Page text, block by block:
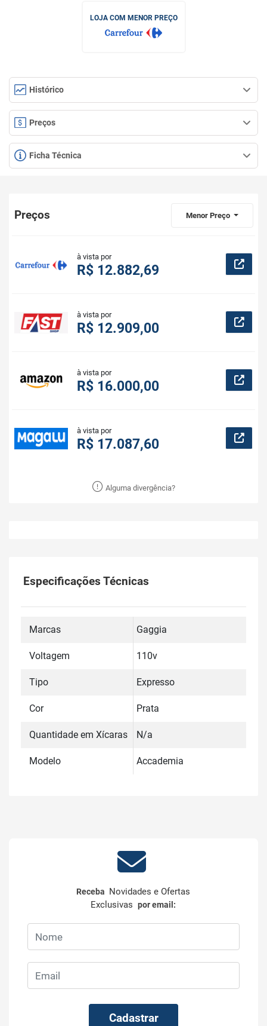
LOJA COM MENOR PREÇO
Histórico
Preços
Ficha Técnica
Preços Menor Preço
à vista por
R$ 12.882,69
à vista por
R$ 12.909,00
à vista por
R$ 16.000,00
à vista por
R$ 17.087,60
Alguma divergência?
Especificações Técnicas
Marcas Gaggia
Voltagem 110v
Tipo Expresso
Cor Prata
Quantidade em Xícaras N/a
Modelo Accademia
Receba Novidades e Ofertas
Exclusivaspor email:
Cadastrar